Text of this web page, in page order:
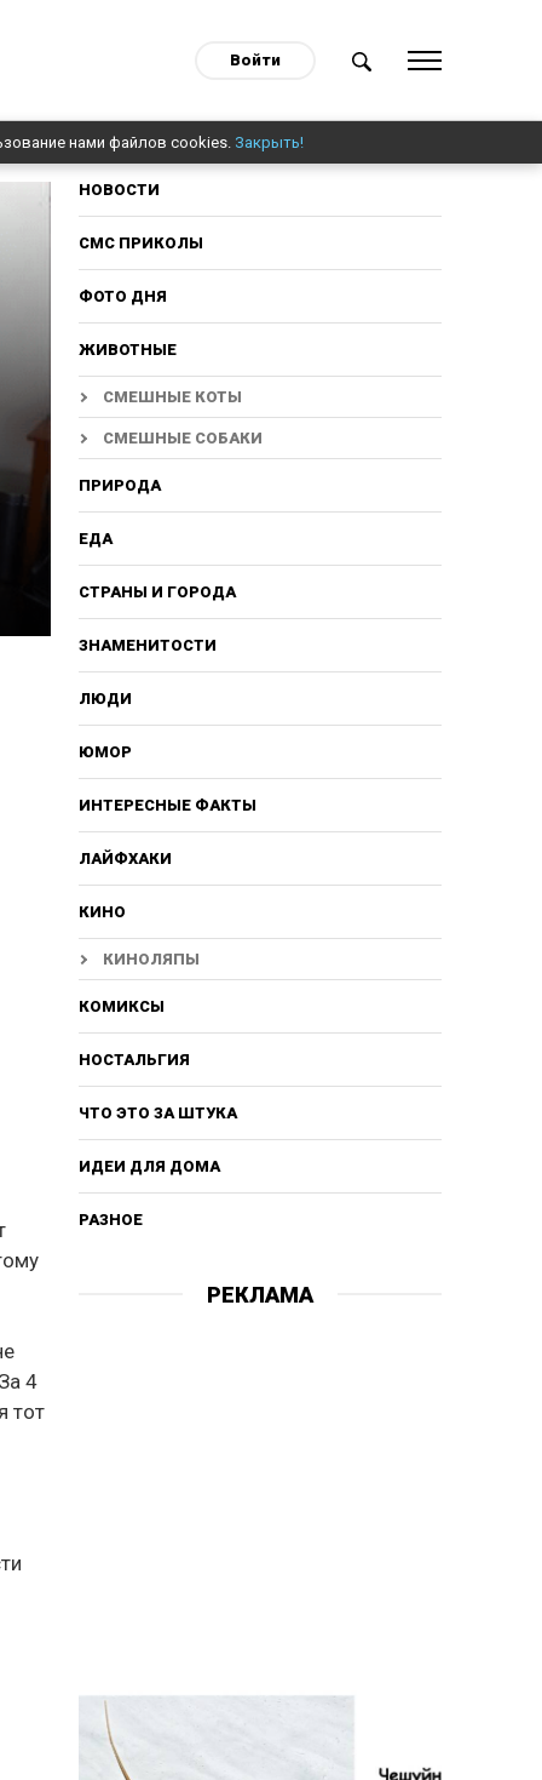
Войти
нами файлов cookies. Закрыть!
4
тот
НОВОСТИ
СМС ПРИКОЛЫ
ФОТО ДНЯ
ЖИВОТНЫЕ
СМЕШНЫЕ КОТЫ
СМЕШНЫЕ СОБАКИ
ПРИРОДА
ЕДА
СТРАНЫ И ГОРОДА
ЗНАМЕНИТОСТИ
ЛЮДИ
ЮМОР
ИНТЕРЕСНЫЕ ФАКТЫ
ЛАЙФХАКИ
КИНО
КИНОЛЯПЫ
КОМИКСЫ
НОСТАЛЬГИЯ
ЧТО ЭТО ЗА ШТУКА
ИДЕИ ДЛЯ ДОМА
РАЗНОЕ
РЕКЛАМА